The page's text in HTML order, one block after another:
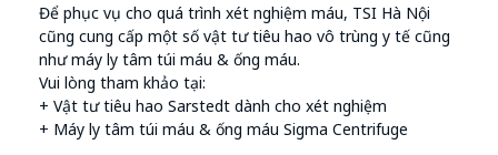
Để phục vụ cho quá trình xét nghiệm máu, TSI Hà Nội
cũng cung cấp một số vật tư tiêu hao vô trùng y tế cũng
như máy ly tâm túi máu & ống máu.
Vui lòng tham khảo tại:
+ Vật tư tiêu hao Sarstedt dành cho xét nghiệm
+ Máy ly tâm túi máu & ống máu Sigma Centrifuge